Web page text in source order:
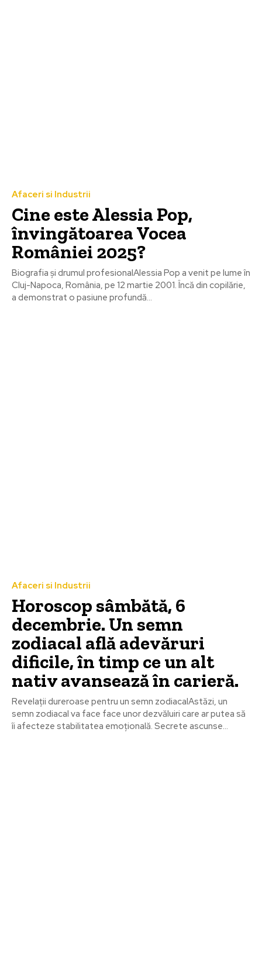
Afaceri si Industrii
Cine este Alessia Pop,
învingătoarea Vocea
României 2025?
Biografia și drumul profesionalAlessia Pop a venit pe lume în
Cluj-Napoca, România, pe 12 martie 2001. Încă din copilărie,
a demonstrat o pasiune profundă...
Afaceri si Industrii
Horoscop sâmbătă, 6
decembrie. Un semn
zodiacal află adevăruri
dificile, în timp ce un alt
nativ avansează în carieră.
Revelații dureroase pentru un semn zodiacalAstăzi, un
semn zodiacal va face face unor dezvăluiri care ar putea să
îi afecteze stabilitatea emoțională. Secrete ascunse...